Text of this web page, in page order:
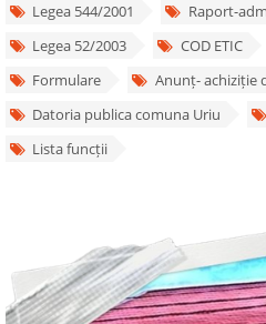
Legea 544/2001
Raport-
Legea 52/2003
COD ETIC
Formulare
Anunț- achiziție
Datoria publica comuna Uriu
Lista funcții